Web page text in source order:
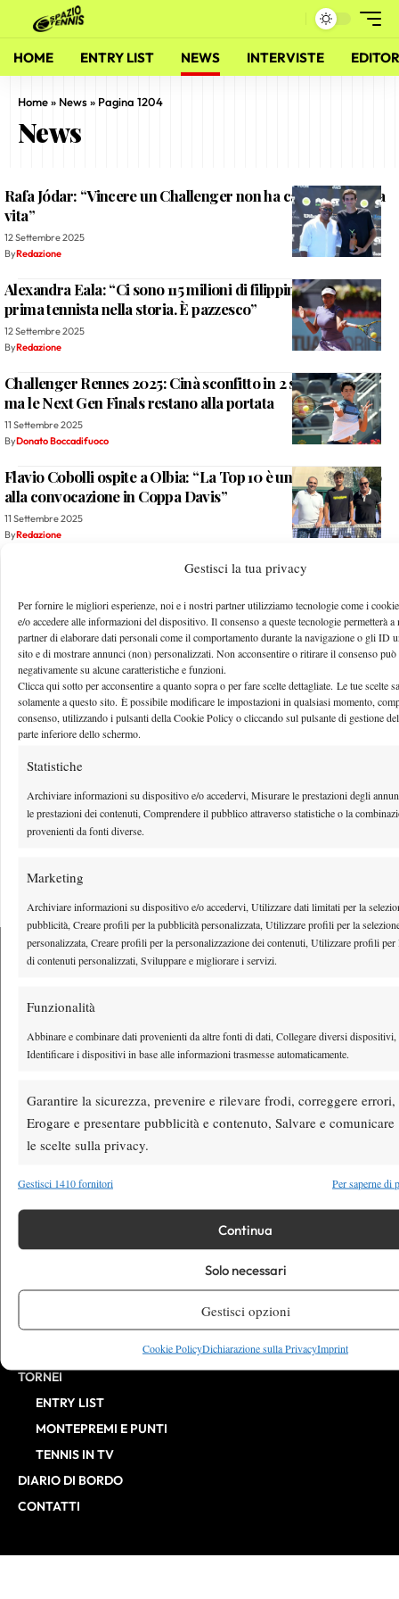
Gestisci la tua privacy
Per fornire le migliori esperienze, noi e i nostri partner utilizziamo tecnologie come i
e/o accedere alle informazioni del dispositivo. Il consenso a queste tecnologie permetterà
partner di elaborare dati personali come il comportamento durante la navigazione o gli ID
sito e di mostrare annunci (non) personalizzati. Non acconsentire o ritirare il consenso
negativamente su alcune caratteristiche e funzioni.
Clicca qui sotto per acconsentire a quanto sopra o per fare scelte dettagliate. Le tue scelte
solamente a questo sito. È possibile modificare le impostazioni in qualsiasi momento,
consenso, utilizzando i pulsanti della Cookie Policy o cliccando sul pulsante di gestione
parte inferiore dello schermo.
Statistiche
Archiviare informazioni su dispositivo e/o accedervi, Misurare le prestazioni degli
le prestazioni dei contenuti, Comprendere il pubblico attraverso statistiche o la
provenienti da fonti diverse.
Marketing
Archiviare informazioni su dispositivo e/o accedervi, Utilizzare dati limitati per la
pubblicità, Creare profili per la pubblicità personalizzata, Utilizzare profili per la
personalizzata, Creare profili per la personalizzazione dei contenuti, Utilizzare profili per
di contenuti personalizzati, Sviluppare e migliorare i servizi.
Funzionalità
Abbinare e combinare dati provenienti da altre fonti di dati, Collegare diversi dispositivi,
Identificare i dispositivi in base alle informazioni trasmesse automaticamente.
Garantire la sicurezza, prevenire e rilevare frodi, correggere errori,
Erogare e presentare pubblicità e contenuto, Salvare e comunicare
le scelte sulla privacy.
Gestisci 1410 fornitori Per saperne di
Continua
Solo necessari
Gestisci opzioni
Cookie PolicyDichiarazione sulla PrivacyImprint
HOME ENTRY LIST NEWS INTERVISTE
Home» News» Pagina 1204
News
Rafa Jódar: “Vincere un Challenger non ha cambiato la mia
vita”
12 Settembre 2025
ByRedazione
Alexandra Eala: “Ci sono 115 milioni di filippini e io sono la
prima tennista nella storia. È pazzesco”
12 Settembre 2025
ByRedazione
Challenger Rennes 2025: Cinà sconfitto in 2 set da Geerts,
ma le Next Gen Finals restano alla portata
11 Settembre 2025
ByDonato Boccadifuoco
Flavio Cobolli ospite a Olbia: “La Top 10 è un sogno. Punto
alla convocazione in Coppa Davis”
11 Settembre 2025
ByRedazione
Facebook
X
Testata giornalistica
Editore:VIBES MEDIA SRL, P.iva 14250480960
ENTRY LIST
NEWS
ITF
INTERVISTE
TORNEI
ENTRY LIST
MONTEPREMI E PUNTI
TENNIS IN TV
DIARIO DI BORDO
CONTATTI